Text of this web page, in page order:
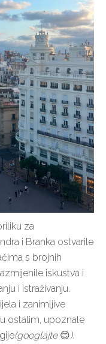
za
i Branka ostvarile
s brojnih
iskustva i
i istraživanju.
i zanimljive
ostalim, upoznale
(googlajte 😊).